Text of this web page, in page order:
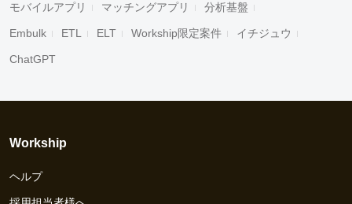
モバイルアプリ マッチングアプリ 分析基盤
Embulk ETL ELT Workship限定案件 イチジュウ
ChatGPT
Workship
ヘルプ